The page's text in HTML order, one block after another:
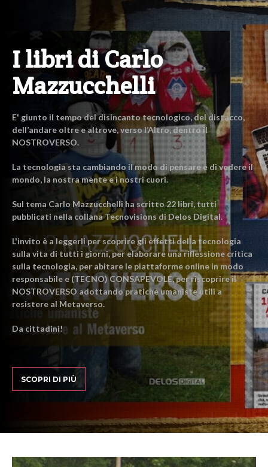
I libri di Carlo
Mazzucchelli
E' giunto il tempo del disincanto tecnologico, del distacco,
dell’andare oltre e altrove, verso l’Altro, dentro il
NOSTROVERSO.
La tecnologia sta cambiando il modo di pensare e di vedere il
mondo, la nostra mente e i nostri cuori.
Sul tema Carlo Mazzucchelli ha scritto 22 libri, tutti
pubblicati nella collana Tecnovisions di Delos Digital.
L'invito è a leggerli per scoprire gli effetti della tecnologia
sulla vita di tutti i giorni, per elaborare una riflessione critica
sulla tecnologia, per abitare le piattaforme online in modo
responsabile e (TECNO) CONSAPEVOLE, per riscoprire il
NOSTROVERSO adottando pratiche umaniste utili a
resistere al Metaverso.
Da cittadini!
SCOPRI DI PIÙ